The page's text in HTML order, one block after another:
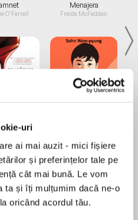
uri
ai mai auzit - mici fișiere
și preferințelor tale pe
cât mai bună. Le vom
ta și îți mulțumim dacă ne-o
oricând acordul tău.
O'Farrell
la...
Weisberger
Menajera
Freida McFadden
much-needed look at